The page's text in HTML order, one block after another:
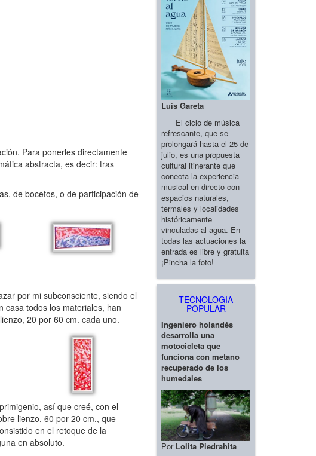
Para ponerles directamente
abstracta, es decir: tras
de bocetos, o de participación de
por mi subconsciente, siendo el
casa todos los materiales, han
20 por 60 cm. cada uno.
así que creé, con el
lienzo, 60 por 20 cm., que
en el retoque de la
en absoluto.
Luis Gareta
El ciclo de música
refrescante, que se
prolongará hasta el 25 de
julio, es una propuesta
cultural itinerante que
conecta la experiencia
musical en directo con
espacios naturales,
termales y localidades
históricamente
vinculadas al agua. En
todas las actuaciones la
entrada es libre y gratuita
¡Pincha la foto!
TECNOLOGIA
POPULAR
Ingeniero holandés
desarrolla una
motocicleta que
funciona con metano
recuperado de los
humedales
Por Lolita Piedrahita